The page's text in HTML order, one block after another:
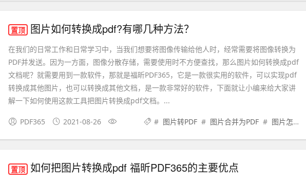
置顶 图片如何转换成pdf?有哪几种方法？
在我们的日常工作和日常学习中，当我们想要将图像传输给他人时，经常需要将图像转换为
PDF并发送。因为一方面，图像分散存储，需要使用时不方便查找，那么图片如何转换成pdf
文档呢？就需要用到一款软件，那就是福昕PDF365，它是一款很实用的软件，可以实现pdf
转换成其他图片，也可以转换成其他文档，是一款非常好的软件，下面就让小编来给大家讲
解一下如何使用这款工具把图片转换成pdf文档。...
PDF365 2021-08-26 # 图片转PDF # 图片合并为PDF # 图片怎么转PDF
置顶 如何把图片转换成pdf 福昕PDF365的主要优点